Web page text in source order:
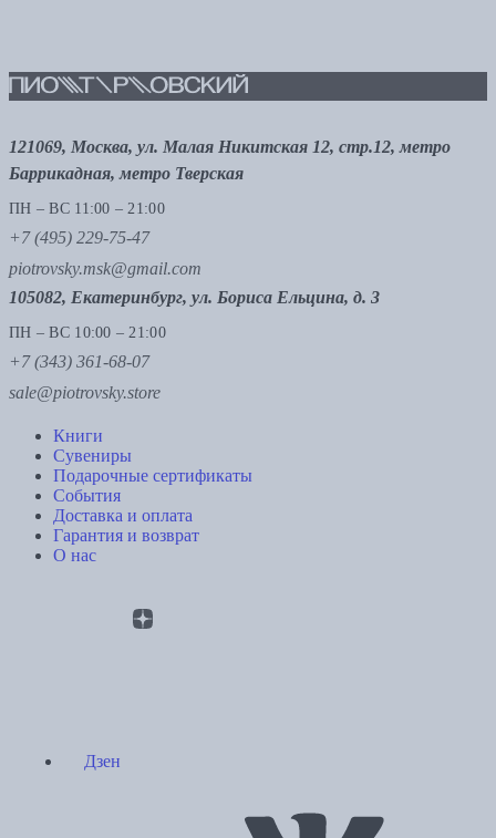
121069, Москва, ул. Малая Никитская 12, стр.12, метро
Баррикадная, метро Тверская
ПН – ВС 11:00 – 21:00
+7 (495) 229-75-47
piotrovsky.msk@gmail.com
105082, Екатеринбург, ул. Бориса Ельцина, д. 3
ПН – ВС 10:00 – 21:00
+7 (343) 361-68-07
sale@piotrovsky.store
Книги
Сувениры
Подарочные сертификаты
События
Доставка и оплата
Гарантия и возврат
О нас
Дзен